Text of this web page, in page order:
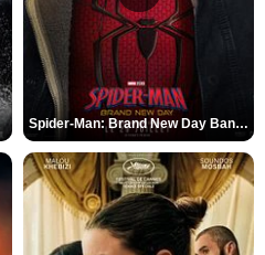
Spider-Man: Brand New Day Bande-annonce VO STFR